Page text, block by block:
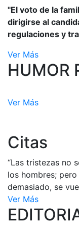
"El voto de la
dirigirse al
regulaciones y
Ver Más
HUMOR
Ver Más
Citas
“Las tristezas no
los hombres;
demasiado, se
Ver Más